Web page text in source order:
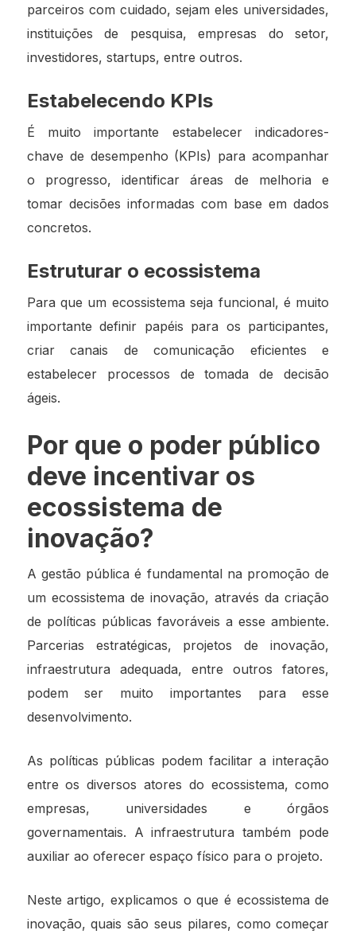
parceiros com cuidado, sejam eles universidades,
instituições de pesquisa, empresas do setor,
investidores, startups, entre outros.
Estabelecendo KPIs
É muito importante estabelecer indicadores-
chave de desempenho (KPIs) para acompanhar
o progresso, identificar áreas de melhoria e
tomar decisões informadas com base em dados
concretos.
Estruturar o ecossistema
Para que um ecossistema seja funcional, é muito
importante definir papéis para os participantes,
criar canais de comunicação eficientes e
estabelecer processos de tomada de decisão
ágeis.
Por que o poder público
deve incentivar os
ecossistema de
inovação?
A gestão pública é fundamental na promoção de
um ecossistema de inovação, através da criação
de políticas públicas favoráveis a esse ambiente.
Parcerias estratégicas, projetos de inovação,
infraestrutura adequada, entre outros fatores,
podem ser muito importantes para esse
desenvolvimento.
As políticas públicas podem facilitar a interação
entre os diversos atores do ecossistema, como
empresas, universidades e órgãos
governamentais. A infraestrutura também pode
auxiliar ao oferecer espaço físico para o projeto.
Neste artigo, explicamos o que é ecossistema de
inovação, quais são seus pilares, como começar